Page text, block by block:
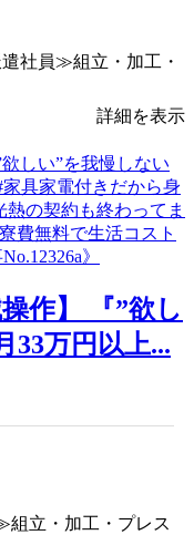
社員≫組立・加工・
詳細を表示
作】 『”欲し
33万円以上...
立・加工・プレス